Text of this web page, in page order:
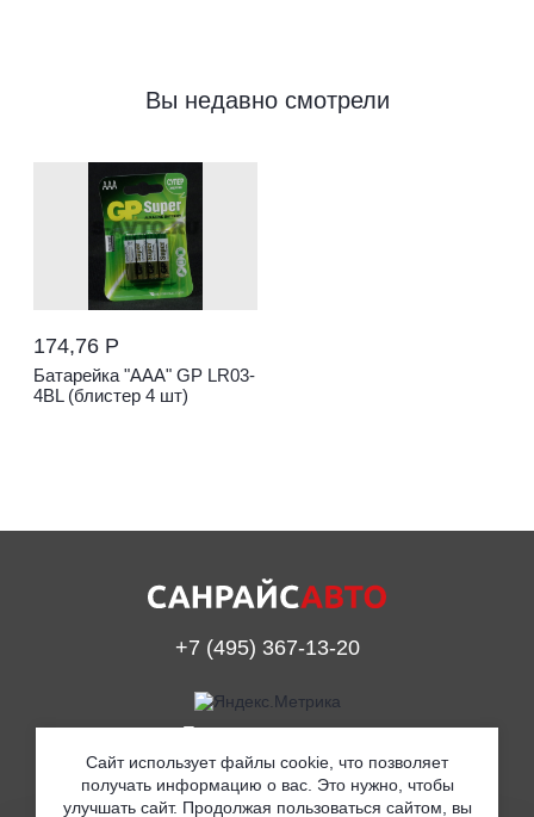
Вы недавно смотрели
174,76 Р
Батарейка "ААА" GP LR03-
4BL (блистер 4 шт)
+7 (495) 367-13-20
Принимаем к оплате
Сайт использует файлы cookie, что позволяет
получать информацию о вас. Это нужно, чтобы
улучшать сайт. Продолжая пользоваться сайтом, вы